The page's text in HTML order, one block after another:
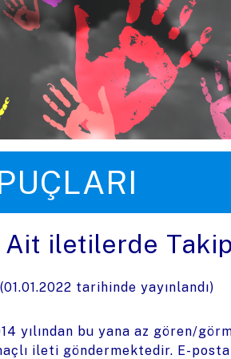
iletilerde
(01.01.2022 tarihinde yayınlandı)
yılından bu yana az gören/
ileti göndermektedir. E-